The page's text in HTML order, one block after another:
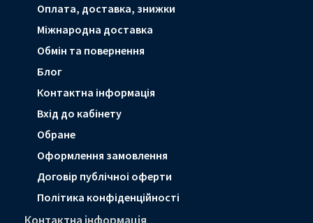
Оплата, доставка, знижки
Мiжнародна доставка
Обмін та повернення
Блог
Контактна інформація
Вхід до кабінету
Обране
Оформлення замовлення
Договір публічноі оферти
Політика конфіденційності